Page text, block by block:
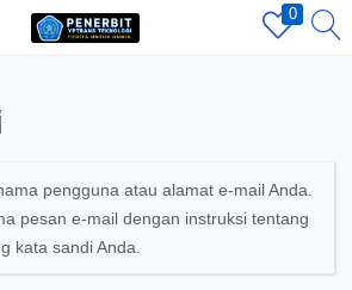
0
REGISTER
password to login.
pengguna atau alamat e-mail Anda.
pesan e-mail dengan instruksi tentang
kata sandi Anda.